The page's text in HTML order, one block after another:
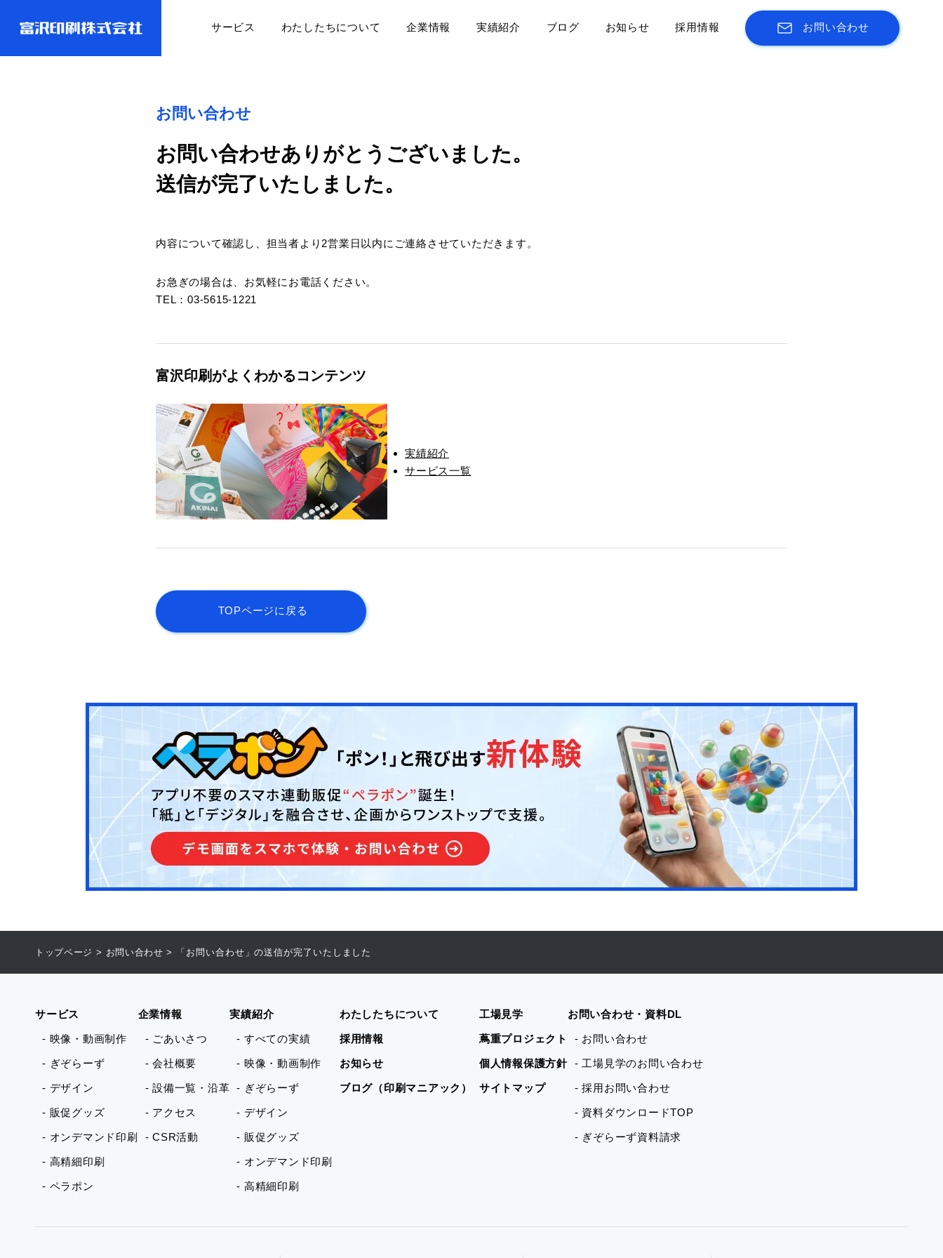
サービス わたしたちについて 企業情報 実績紹介 ブログ お知らせ 採用情報 お問い合わせ
お問い合わせ
お問い合わせありがとうございました。
送信が完了いたしました。
内容について確認し、担当者より2営業日以内にご連絡させていただきます。
お急ぎの場合は、お気軽にお電話ください。
TEL：03-5615-1221
富沢印刷がよくわかるコンテンツ
実績紹介
サービス一覧
TOPページに戻る
トップページ > お問い合わせ > 「お問い合わせ」の送信が完了いたしました
サービス
- 映像・動画制作
- ぎぞらーず
- デザイン
- 販促グッズ
- オンデマンド印刷
- 高精細印刷
- ペラポン
企業情報
- ごあいさつ
- 会社概要
- 設備一覧・沿革
- アクセス
- CSR活動
実績紹介
- すべての実績
- 映像・動画制作
- ぎぞらーず
- デザイン
- 販促グッズ
- オンデマンド印刷
- 高精細印刷
わたしたちについて
採用情報
お知らせ
ブログ（印刷マニアック）
工場見学
蔦重プロジェクト
個人情報保護方針
サイトマップ
お問い合わせ・資料DL
- お問い合わせ
- 工場見学のお問い合わせ
- 採用お問い合わせ
- 資料ダウンロードTOP
- ぎぞらーず資料請求